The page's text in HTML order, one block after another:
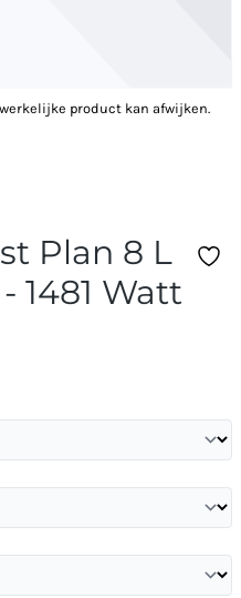
product kan afwijken.
Plan 8 L
1481 Watt